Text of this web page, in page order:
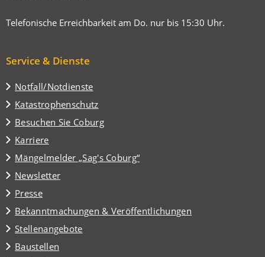
Telefonische Erreichbarkeit am Do. nur bis 15:30 Uhr.
Service & Dienste
Notfall/Notdienste
Katastrophenschutz
Besuchen Sie Coburg
(Öffnet
in
einem
neuen
Tab)
Karriere
Mängelmelder „Sag's Coburg“
(Öffnet
in
einem
neuen
Tab)
Newsletter
Presse
Bekanntmachungen & Veröffentlichungen
Stellenangebote
Baustellen